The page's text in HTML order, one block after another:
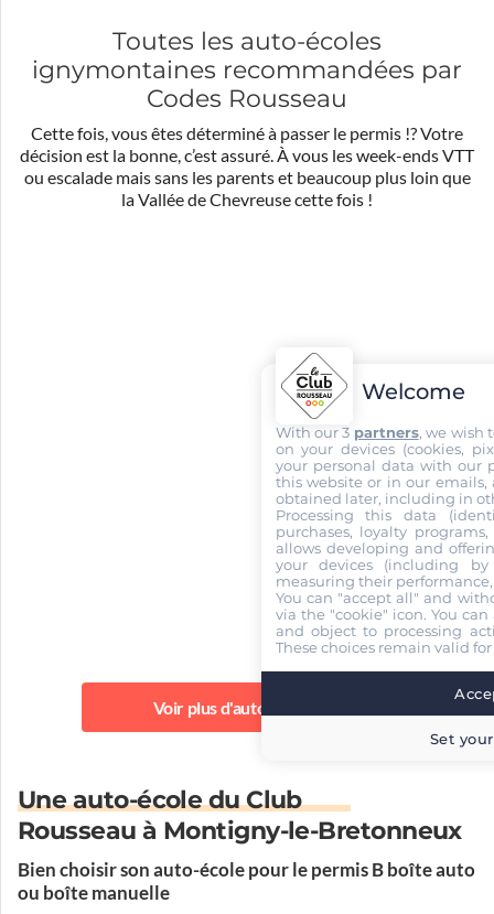
Toutes les auto-écoles
ignymontaines recommandées par
Codes Rousseau
Cette fois, vous êtes déterminé à passer le permis !? Votre
décision est la bonne, c’est assuré. À vous les week-ends VTT
ou escalade mais sans les parents et beaucoup plus loin que
la Vallée de Chevreuse cette fois !
Voir plus d'auto-écoles
Une auto-école du Club
Rousseau à Montigny-le-Bretonneux
Bien choisir son auto-école pour le permis B boîte auto
ou boîte manuelle
Welcome
With our 3 partners, we wish
on your devices (cookies,
your personal data with our
this website or in our emails,
obtained later, including in
Processing this data
purchases, loyalty
allows developing and
your devices (including
measuring their
You can "accept all" and
via the "cookie" icon. You
and object to processing
These choices remain valid
Set